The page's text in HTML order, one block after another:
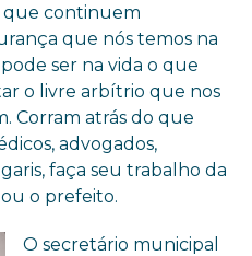
que continuem
que nós temos na
ser na vida o que
o livre arbítrio que nos
Corram atrás do que
advogados,
faça seu trabalho da
o prefeito.
O secretário municipal